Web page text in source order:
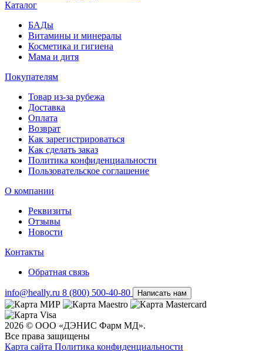
Каталог
БАДы
Витамины и минералы
Косметика и гигиена
Мама и дитя
Покупателям
Товар из-за рубежа
Доставка
Оплата
Возврат
Как зарегистрироваться
Как сделать заказ
Политика конфиденциальности
Пользовательское соглашение
О компании
Реквизиты
Отзывы
Новости
Контакты
Обратная связь
info@heally.ru 8 (800) 500-40-80 Написать нам
2026 © ООО «ДЭНИС Фарм МД».
Все права защищены
Карта сайта Политика конфиден­циальности